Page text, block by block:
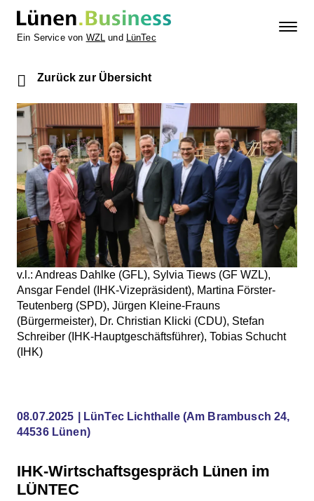
Ein Service von WZL und LünTec
Zurück zur Übersicht
v.l.: Andreas Dahlke (GFL), Sylvia Tiews (GF WZL),
Ansgar Fendel (IHK-Vizepräsident), Martina Förster-
Teutenberg (SPD), Jürgen Kleine-Frauns
(Bürgermeister), Dr. Christian Klicki (CDU), Stefan
Schreiber (IHK-Hauptgeschäftsführer), Tobias Schucht
(IHK)
08.07.2025 LünTec Lichthalle (Am Brambusch 24,
44536 Lünen)
IHK-Wirtschaftsgespräch Lünen im
LÜNTEC